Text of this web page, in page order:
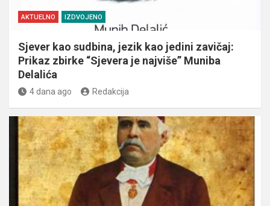
AKTUELNO IZDVOJENO
Sjever kao sudbina, jezik kao jedini zavičaj:
Prikaz zbirke “Sjevera je najviše” Muniba
Delalića
4 dana ago Redakcija